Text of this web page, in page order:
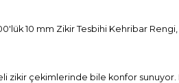
10 mm Zikir Tesbihi Kehribar
zikir çekimlerinde bile konfor